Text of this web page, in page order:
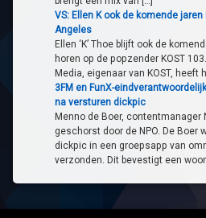
VS: Ellen K ook de komende
Angeles
Ellen ‘K’ Thoe blijft ook de
horen op de popzender KOST
Media, eigenaar van KOST, heeft
3FM en FunX-
na versturen dickpic
Menno de Boer, contentmanager
geschorst door de NPO. De Boer
dickpic in een groepsapp van
verzonden. Dit bevestigt een